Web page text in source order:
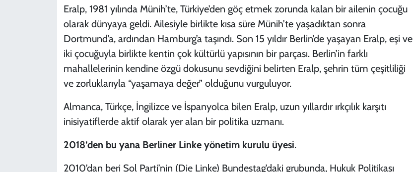
Eralp, 1981 yılında Münih’te, Türkiye’den göç etmek zorunda kalan bir ailenin çocuğu
olarak dünyaya geldi. Ailesiyle birlikte kısa süre Münih’te yaşadıktan sonra
Dortmund’a, ardından Hamburg’a taşındı. Son 15 yıldır Berlin’de yaşayan Eralp, eşi ve
iki çocuğuyla birlikte kentin çok kültürlü yapısının bir parçası. Berlin’in farklı
mahallelerinin kendine özgü dokusunu sevdiğini belirten Eralp, şehrin tüm çeşitliliği
ve zorluklarıyla “yaşamaya değer” olduğunu vurguluyor.
Almanca, Türkçe, İngilizce ve İspanyolca bilen Eralp, uzun yıllardır ırkçılık karşıtı
inisiyatiflerde aktif olarak yer alan bir politika uzmanı.
2018’den bu yana Berliner Linke yönetim kurulu üyesi.
2010’dan beri Sol Parti’nin (Die Linke) Bundestag’daki grubunda, Hukuk Politikası